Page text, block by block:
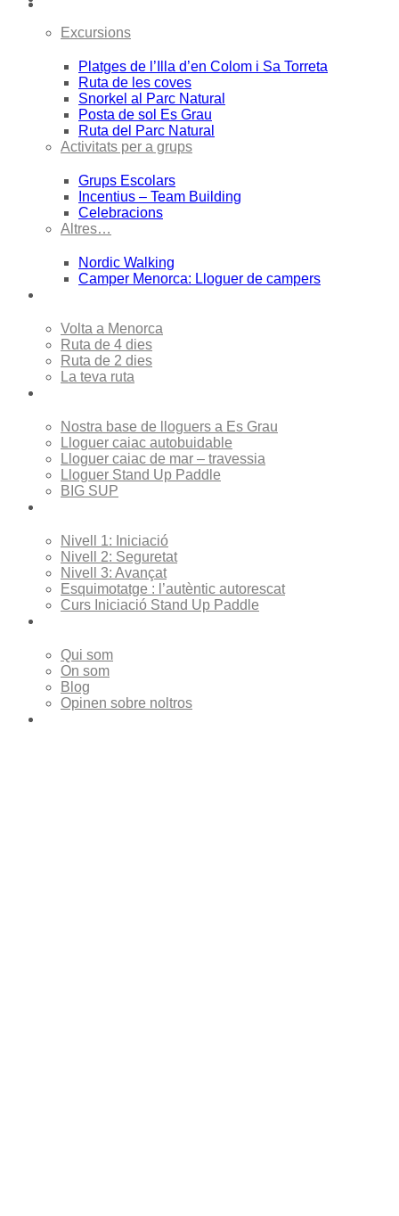
Excursions
Platges de l’Illa d’en Colom i Sa Torreta
Ruta de les coves
Snorkel al Parc Natural
Posta de sol Es Grau
Ruta del Parc Natural
Activitats per a grups
Grups Escolars
Incentius – Team Building
Celebracions
Altres…
Nordic Walking
Camper Menorca: Lloguer de campers
Volta a Menorca
Ruta de 4 dies
Ruta de 2 dies
La teva ruta
Nostra base de lloguers a Es Grau
Lloguer caiac autobuidable
Lloguer caiac de mar – travessia
Lloguer Stand Up Paddle
BIG SUP
Nivell 1: Iniciació
Nivell 2: Seguretat
Nivell 3: Avançat
Esquimotatge : l’autèntic autorescat
Curs Iniciació Stand Up Paddle
Qui som
On som
Blog
Opinen sobre noltros